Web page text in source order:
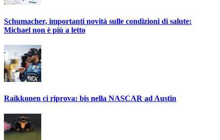
Schumacher, importanti novità sulle condizioni di salute:
Michael non è più a letto
Raikkonen ci riprova: bis nella NASCAR ad Austin